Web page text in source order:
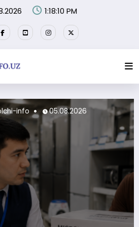
1:18:12 PM
05.08.2026